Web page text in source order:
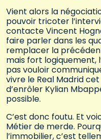
Vient alors la
pouvoir tricoter
contacte Vincent
faire parler dans les
remplacer la
mais fort logiquement,
pas vouloir
vivre le Real Madrid
d’enrôler Kylian
possible.
C’est donc foutu. Et
Métier de merde.
l’immobilier, c’est